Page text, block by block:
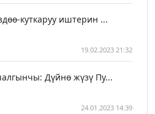
куткаруу иштерин ...
19.02.2023 21:32
Дүйнө жүзү Пу...
24.01.2023 14:39